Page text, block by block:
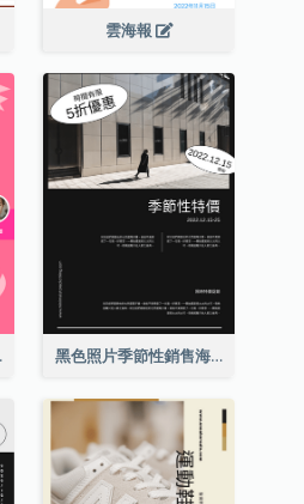
雲海報
報 黑色照片季節性銷售海報